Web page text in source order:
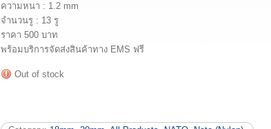
ความหนา : 1.2 mm
จำนวนรู : 13 รู
ราคา 500 บาท
พร้อมบริการจัดส่งสินค้าทาง EMS ฟรี
Out of stock